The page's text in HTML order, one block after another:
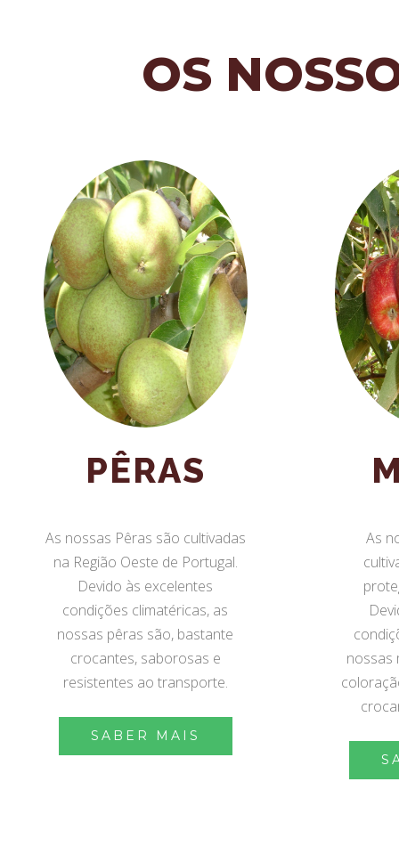
OS
PÊRAS
As nossas Pêras são cultivadas
na Região Oeste de Portugal.
Devido às excelentes
condições climatéricas, as
nossas pêras são, bastante
crocantes, saborosas e
resistentes ao transporte.
SABER MAIS
As
nossas